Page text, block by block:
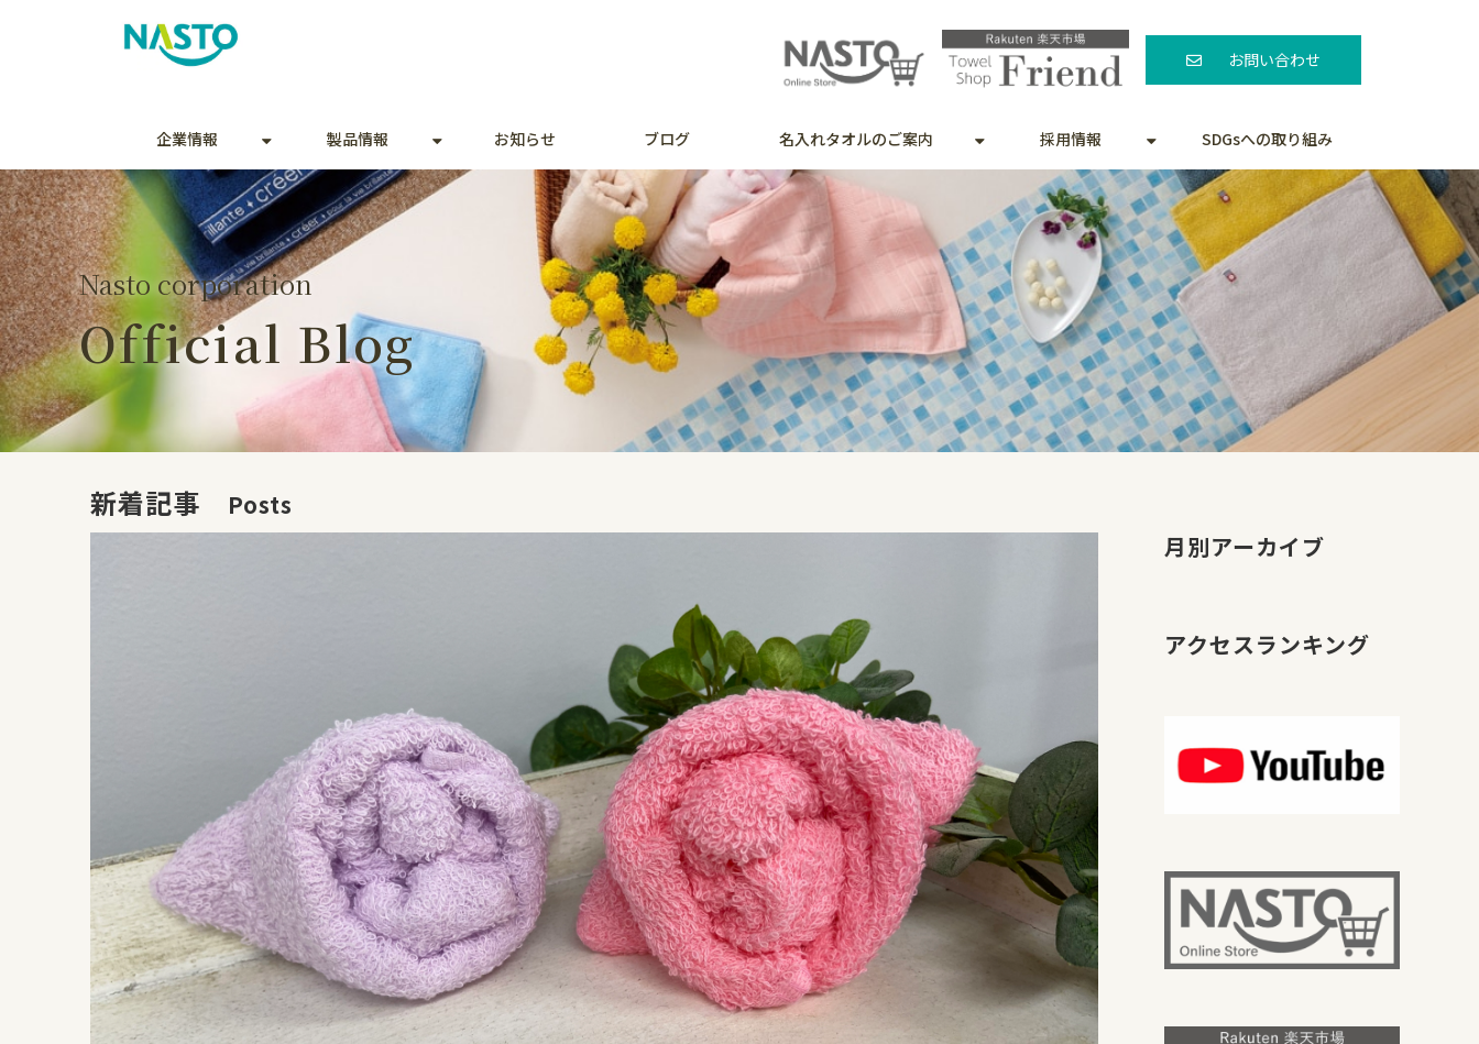
お問い合わせ
企業情報 製品情報 お知らせ ブログ 名入れタオルのご案内 採用情報 SDGsへの取り組み
Nasto corporation
Official Blog
新着記事 Posts
月別アーカイブ
アクセスランキング